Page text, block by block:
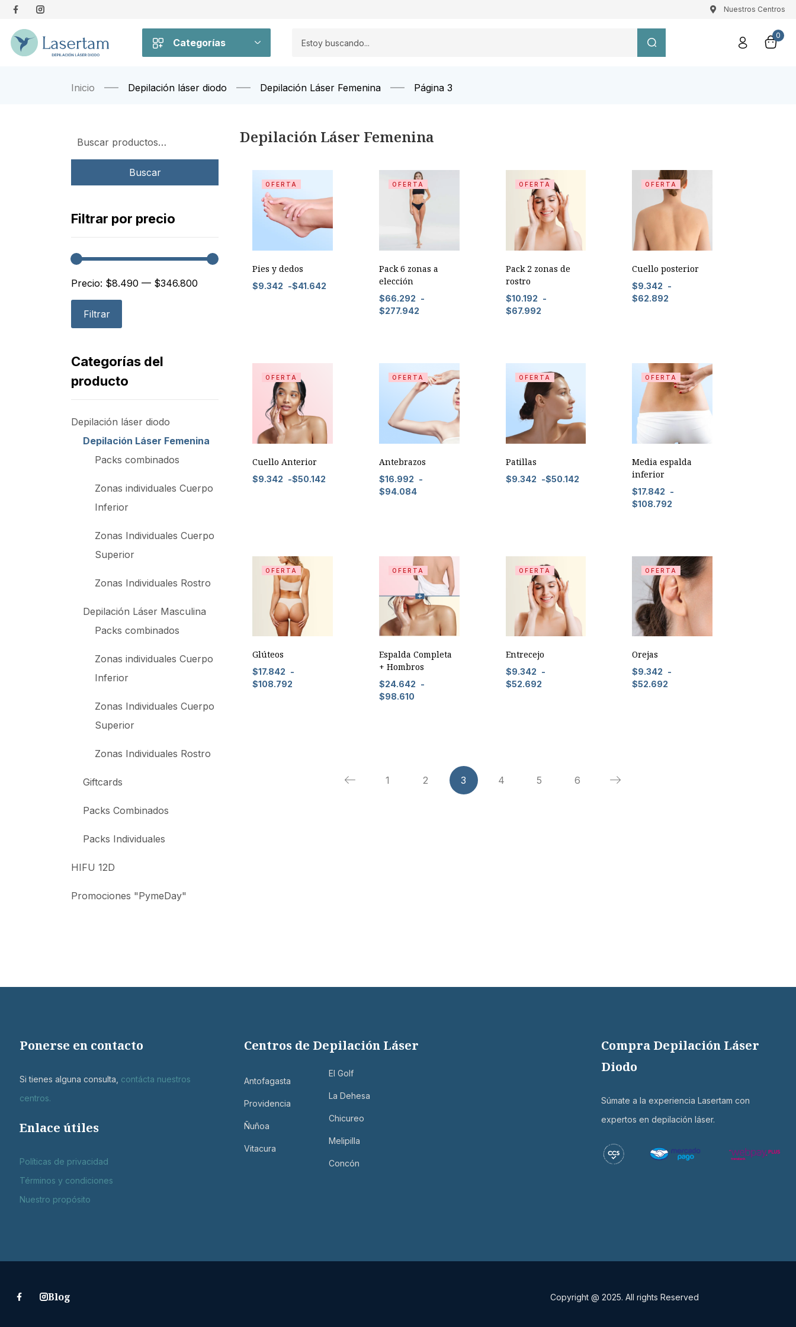
Nuestros Centros
Categorías
0
Inicio Depilación láser diodo Depilación Láser Femenina Página 3
Buscar
Filtrar por precio
Filtrar
Precio: $8.490 — $346.800
Categorías del
producto
Depilación láser diodo
Depilación Láser Femenina
Packs combinados
Zonas individuales Cuerpo
Inferior
Zonas Individuales Cuerpo
Superior
Zonas Individuales Rostro
Depilación Láser Masculina
Packs combinados
Zonas individuales Cuerpo
Inferior
Zonas Individuales Cuerpo
Superior
Zonas Individuales Rostro
Giftcards
Packs Combinados
Packs Individuales
HIFU 12D
Promociones "PymeDay"
Depilación Láser Femenina
OFERTA
Pies y dedos
$9.342 -$41.642
OFERTA
Pack 6 zonas a
elección
$66.292 -
$277.942
OFERTA
Pack 2 zonas de
rostro
$10.192 -
$67.992
OFERTA
Cuello posterior
$9.342 -
$62.892
OFERTA
Cuello Anterior
$9.342 -$50.142
OFERTA
Antebrazos
$16.992 -
$94.084
OFERTA
Patillas
$9.342 -$50.142
OFERTA
Media espalda
inferior
$17.842 -
$108.792
OFERTA
Glúteos
$17.842 -
$108.792
OFERTA
Espalda Completa
+ Hombros
$24.642 -
$98.610
OFERTA
Entrecejo
$9.342 -
$52.692
OFERTA
Orejas
$9.342 -
$52.692
1 2 3 4 5 6
Ponerse en contacto
Si tienes alguna consulta, contácta nuestros
centros.
Enlace útiles
Políticas de privacidad
Términos y condiciones
Nuestro propósito
Centros de Depilación Láser
Antofagasta
Providencia
Ñuñoa
Vitacura
El Golf
La Dehesa
Chicureo
Melipilla
Concón
Compra Depilación Láser
Diodo
Súmate a la experiencia Lasertam con
expertos en depilación láser.
Blog Copyright @ 2025. All rights Reserved